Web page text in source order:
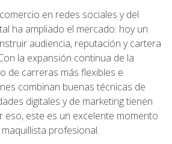
en redes sociales y del
ha ampliado el mercado: hoy un
audiencia, reputación y cartera
la expansión continua de la
de carreras más flexibles e
combinan buenas técnicas de
digitales y de marketing tienen
eso, este es un excelente momento
profesional.